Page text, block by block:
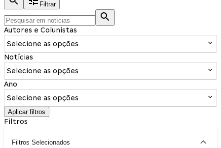
Filtrar
Autores e Colunistas
Selecione as opções
Notícias
Selecione as opções
Ano
Selecione as opções
Aplicar filtros
Filtros
Filtros Selecionados